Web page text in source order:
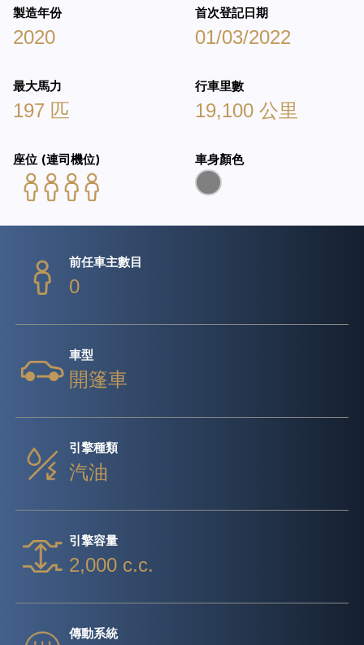
製造年份
2020
首次登記日期
01/03/2022
最大馬力
197 匹
行車里數
19,100 公里
座位 (連司機位) 車身顏色
前任車主數目
0
車型
開篷車
引擎種類
汽油
引擎容量
2,000 c.c.
傳動系統